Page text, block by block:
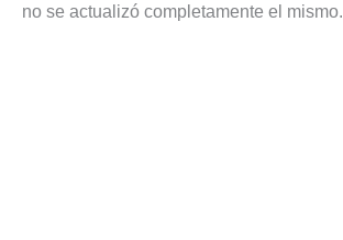
no se actualizó completamente el mismo.